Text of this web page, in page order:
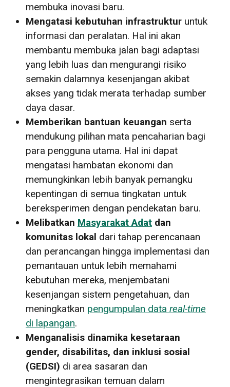
membuka inovasi baru.
Mengatasi kebutuhan infrastruktur untuk
informasi dan peralatan. Hal ini akan
membantu membuka jalan bagi adaptasi
yang lebih luas dan mengurangi risiko
semakin dalamnya kesenjangan akibat
akses yang tidak merata terhadap sumber
daya dasar.
Memberikan bantuan keuangan serta
mendukung pilihan mata pencaharian bagi
para pengguna utama. Hal ini dapat
mengatasi hambatan ekonomi dan
memungkinkan lebih banyak pemangku
kepentingan di semua tingkatan untuk
bereksperimen dengan pendekatan baru.
Melibatkan Masyarakat Adat dan
komunitas lokal dari tahap perencanaan
dan perancangan hingga implementasi dan
pemantauan untuk lebih memahami
kebutuhan mereka, menjembatani
kesenjangan sistem pengetahuan, dan
meningkatkan pengumpulan data real-time
di lapangan.
Menganalisis dinamika kesetaraan
gender, disabilitas, dan inklusi sosial
(GEDSI) di area sasaran dan
mengintegrasikan temuan dalam